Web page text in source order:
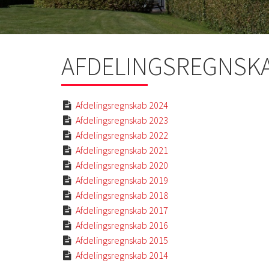
 Afdelingsregnskab 2024
 Afdelingsregnskab 2023
 Afdelingsregnskab 2022
 Afdelingsregnskab 2021
 Afdelingsregnskab 2020
 Afdelingsregnskab 2019
 Afdelingsregnskab 2018
 Afdelingsregnskab 2017
 Afdelingsregnskab 2016
 Afdelingsregnskab 2015
 Afdelingsregnskab 2014